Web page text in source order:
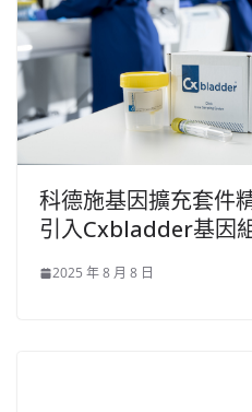
科德施基因擴充套件
引入Cxbladder基因
2025 年 8 月 8 日